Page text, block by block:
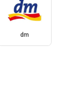
dm